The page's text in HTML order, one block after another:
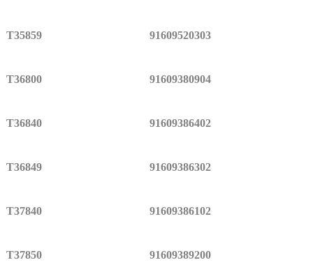
T35859 91609520303
T36800 91609380904
T36840 91609386402
T36849 91609386302
T37840 91609386102
T37850 91609389200